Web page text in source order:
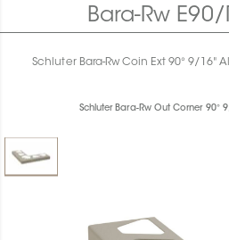
vedette
Bara-Rw E90/
Schluter Bara-Rw Coin Ext 90° 9/16"
Schluter Bara-Rw Out Corner 90°